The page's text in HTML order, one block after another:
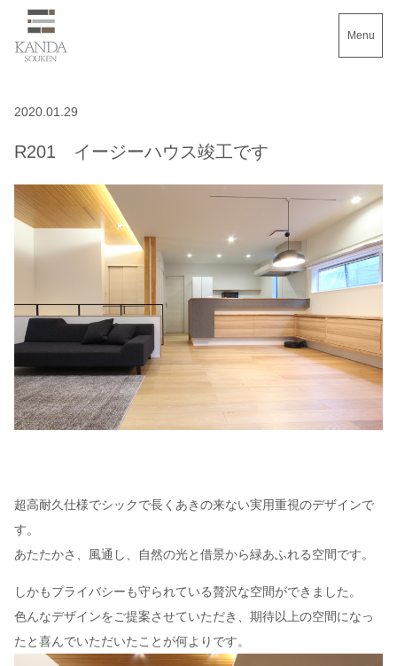
Menu
2020.01.29
R201 イージーハウス竣工です
超高耐久仕様でシックで長くあきの来ない実用重視のデザインで
す。
あたたかさ、風通し、自然の光と借景から緑あふれる空間です。
しかもプライバシーも守られている贅沢な空間ができました。
色んなデザインをご提案させていただき、期待以上の空間になっ
たと喜んでいただいたことが何よりです。